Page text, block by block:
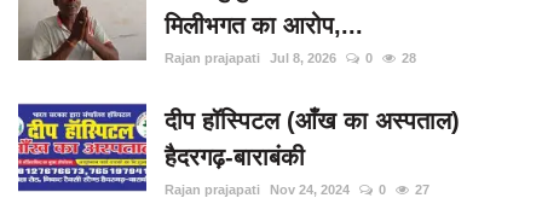
मिलीभगत का आरोप,...
Rajan prajapati Jul 8, 2026 0 28
दीप हॉस्पिटल (आँख का अस्पताल)
हैदरगढ़-बाराबंकी
Rajan prajapati Nov 24, 2024 0 27